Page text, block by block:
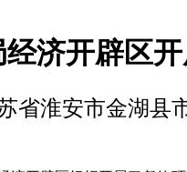
济开辟区
省淮安市金湖县